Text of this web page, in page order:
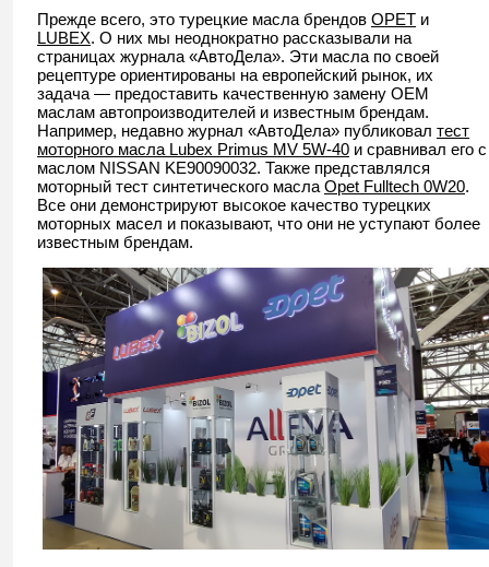
Прежде всего, это турецкие масла брендов OPET и
LUBEX. О них мы неоднократно рассказывали на
страницах журнала «АвтоДела». Эти масла по своей
рецептуре ориентированы на европейский рынок, их
задача — предоставить качественную замену OEM
маслам автопроизводителей и известным брендам.
Например, недавно журнал «АвтоДела» публиковал тест
моторного масла Lubex Primus MV 5W-40 и сравнивал его с
маслом NISSAN KE90090032. Также представлялся
моторный тест синтетического масла Opet Fulltech 0W20.
Все они демонстрируют высокое качество турецких
моторных масел и показывают, что они не уступают более
известным брендам.